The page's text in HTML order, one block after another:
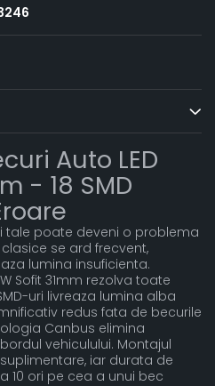
Auto LED
- 18 SMD
tale poate deveni o problema
se ard frecvent,
lumina insuficienta.
Sofit 31mm rezolva toate
uri livreaza lumina alba
redus fata de becurile
Canbus elimina
vehiculului. Montajul
iar durata de
10 ori pe cea a unui bec